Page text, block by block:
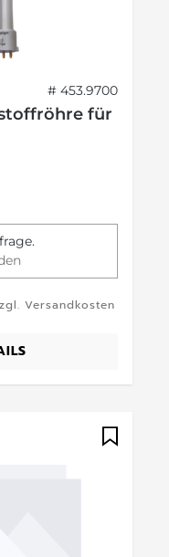
# 453.9700
für
Versandkosten